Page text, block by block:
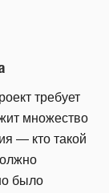
требует
множество
— кто такой
было